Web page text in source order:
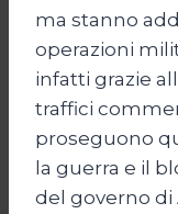
ma stanno
operazioni
infatti grazie
traffici
proseguono
la guerra e il
del governo di